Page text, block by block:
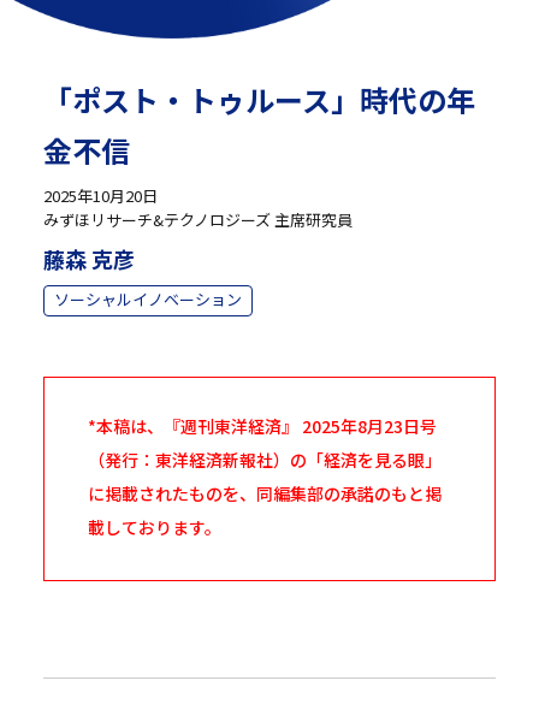
「ポスト・トゥルース」時代の年
金不信
2025年10月20日
みずほリサーチ&テクノロジーズ 主席研究員
藤森 克彦
ソーシャルイノベーション
*本稿は、『週刊東洋経済』 2025年8月23日号
（発行：東洋経済新報社）の「経済を見る眼」
に掲載されたものを、同編集部の承諾のもと掲
載しております。